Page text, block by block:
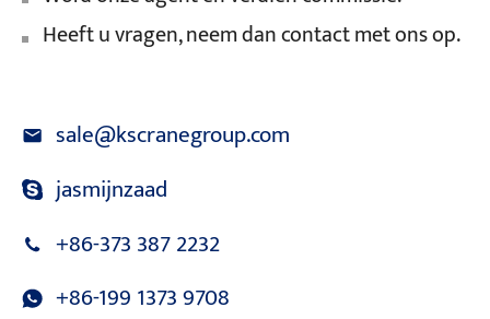
Heeft u vragen, neem dan contact met ons op.
sale@kscranegroup.com
jasmijnzaad
+86-373 387 2232
+86-199 1373 9708